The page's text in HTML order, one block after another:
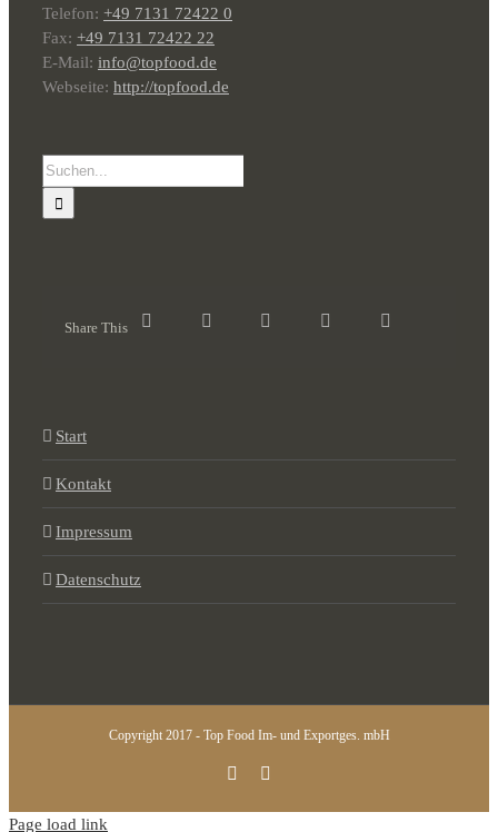
Telefon: +49 7131 72422 0
Fax: +49 7131 72422 22
E-Mail: info@topfood.de
Webseite: http://topfood.de
Suche
nach:
Share This
Start
Kontakt
Impressum
Datenschutz
Copyright 2017 - Top Food Im- und Exportges. mbH
Instagram
Page load link